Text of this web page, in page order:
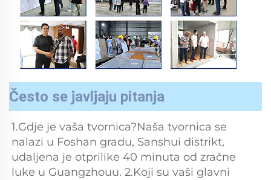
Često se javljaju pitanja
1.Gdje je vaša tvornica?Naša tvornica se
nalazi u Foshan gradu, Sanshui distrikt,
udaljena je otprilike 40 minuta od zračne
luke u Guangzhouu. 2.Koji su vaši glavni